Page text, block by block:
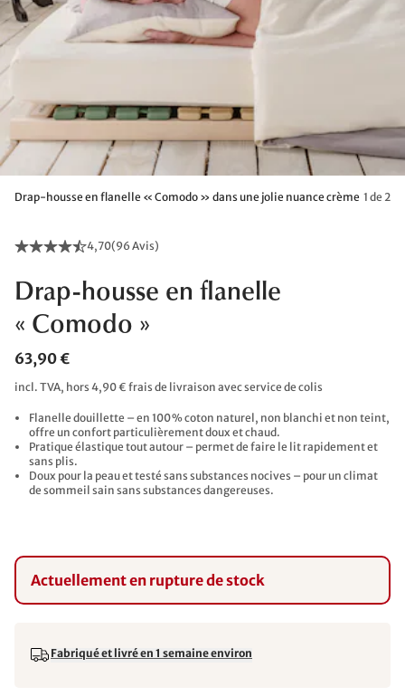
Drap-housse en flanelle « Comodo » dans une jolie nuance crème 1 de 2
4,70(96 Avis)
Drap-housse en flanelle
« Comodo »
63,90 €
incl. TVA, hors 4,90 € frais de livraison avec service de colis
Flanelle douillette – en 100 % coton naturel, non blanchi et non teint,
offre un confort particulièrement doux et chaud.
Pratique élastique tout autour – permet de faire le lit rapidement et
sans plis.
Doux pour la peau et testé sans substances nocives – pour un climat
de sommeil sain sans substances dangereuses.
Actuellement en rupture de stock
Fabriqué et livré en 1 semaine environ